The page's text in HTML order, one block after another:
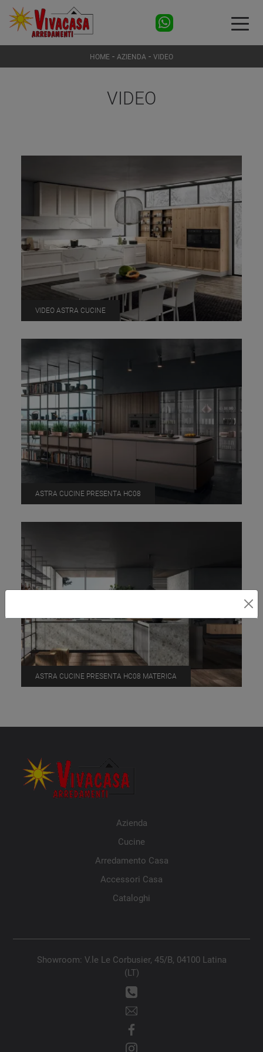
HOME - AZIENDA - VIDEO
VIDEO
VIDEO ASTRA CUCINE
ASTRA CUCINE PRESENTA HC08
ASTRA CUCINE PRESENTA HC08 MATERICA
Azienda
Cucine
Arredamento Casa
Accessori Casa
Cataloghi
Showroom: V.le Le Corbusier, 45/B, 04100 Latina
(LT)